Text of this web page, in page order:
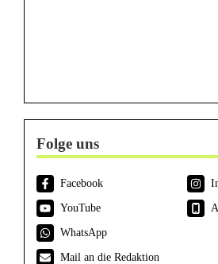
Folge uns
Facebook
YouTube
WhatsApp
Mail an die Redaktion